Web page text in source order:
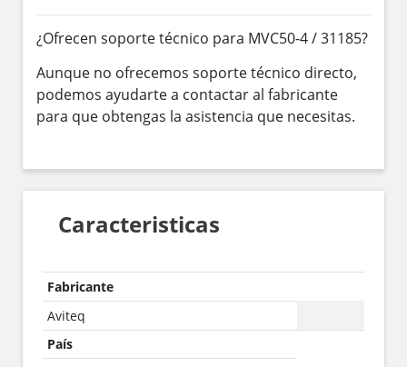
¿Ofrecen soporte técnico para MVC50-4 / 31185?
Aunque no ofrecemos soporte técnico directo,
podemos ayudarte a contactar al fabricante
para que obtengas la asistencia que necesitas.
Caracteristicas
Fabricante
Aviteq
País